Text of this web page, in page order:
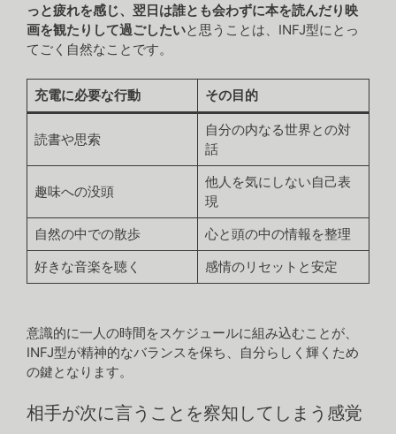
っと疲れを感じ、翌日は誰とも会わずに本を読んだり映
画を観たりして過ごしたいと思うことは、INFJ型にとっ
てごく自然なことです。
充電に必要な行動 その目的
読書や思索
自分の内なる世界との対
話
趣味への没頭
他人を気にしない自己表
現
自然の中での散歩
心と頭の中の情報を整理
好きな音楽を聴く
感情のリセットと安定
意識的に一人の時間をスケジュールに組み込むことが、
INFJ型が精神的なバランスを保ち、自分らしく輝くため
の鍵となります。
相手が次に言うことを察知してしまう感覚